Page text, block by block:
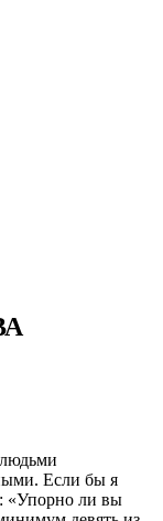
Если бы я
«Упорно ли вы